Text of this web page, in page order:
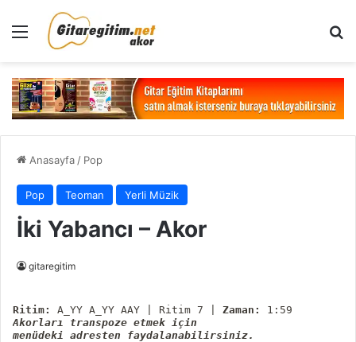
Menü
Anasayfa / Pop
Pop Teoman Yerli Müzik
İki Yabancı – Akor
gitaregitim
Ritim: A_YY A_YY AAY | Ritim 7 | Zaman:
Akorları transpoze etmek için
menüdeki adresten faydalanabilirsiniz.